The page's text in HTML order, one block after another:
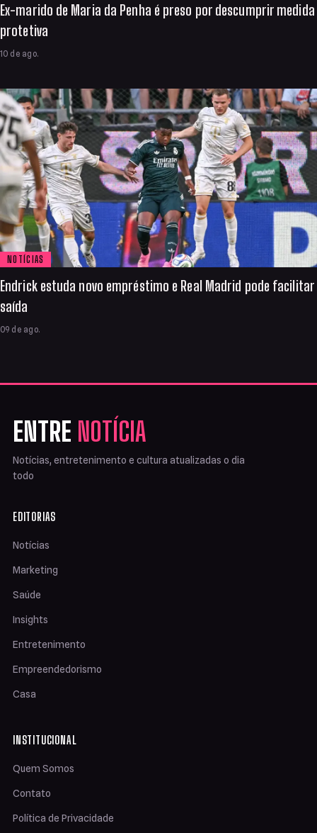
Ex-marido de Maria da Penha é preso por descumprir medida
protetiva
10 de ago.
NOTÍCIAS
Endrick estuda novo empréstimo e Real Madrid pode facilitar
saída
09 de ago.
ENTRE NOTÍCIA
Notícias, entretenimento e cultura atualizadas o dia
todo
EDITORIAS
Notícias
Marketing
Saúde
Insights
Entretenimento
Empreendedorismo
Casa
INSTITUCIONAL
Quem Somos
Contato
Política de Privacidade